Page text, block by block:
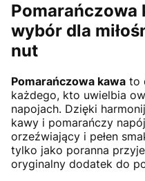
Pomarańczowa
wybór dla
nut
Pomarańczowa kawa to
każdego, kto uwielbia
napojach. Dzięki
kawy i pomarańczy
orzeźwiający i pełen
tylko jako poranna
oryginalny dodatek do